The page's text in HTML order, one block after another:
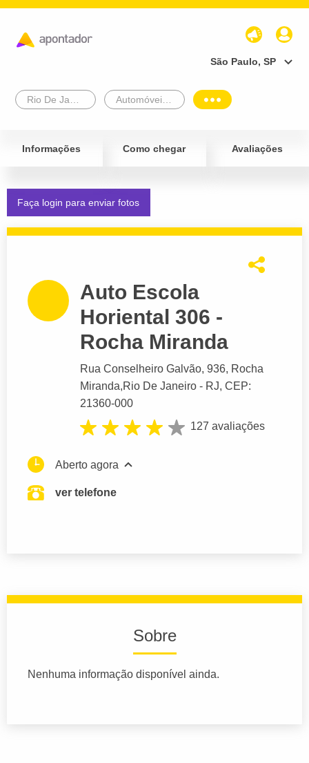
São Paulo, SP
Informações Como chegar Avaliações
Faça login para enviar fotos
Auto Escola
Horiental 306 -
Rocha Miranda
Rua Conselheiro Galvão, 936, Rocha
Miranda,Rio De Janeiro - RJ, CEP:
21360-000
127 avaliações
Aberto agora
ver telefone
Sobre
Nenhuma informação disponível ainda.